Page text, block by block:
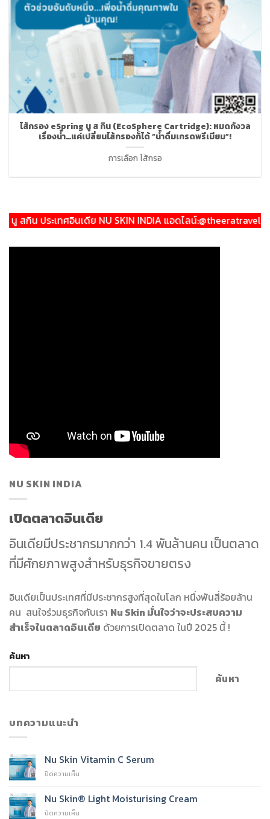
ไส้กรอง eSpring นู ส กิน (EcoSphere Cartridge): หมดกังวล
เรื่องน้ำ…แค่เปลี่ยนไส้กรองก็ได้ “น้ำดื่มเกรดพรีเมียม”!
การเลือก ไส้กรอ
ประเทศอินเดีย NU SKIN INDIA แอดไลน์:@theeratraveller
NU SKIN INDIA
เปิดตลาดอินเดีย
อินเดียมีประชากรมากกว่า 1.4 พันล้านคน เป็นตลาด
ที่มีศักยภาพสูงสำหรับธุรกิจขายตรง
อินเดียเป็นประเทศที่มีประชากรสูงที่สุดในโลก หนึ่งพันสี่ร้อยล้าน
คน สนใจร่วมธุรกิจกับเรา Nu Skin มั่นใจว่าจะประสบความ
สำเร็จในตลาดอินเดีย ด้วยการเปิดตลาด ในปี 2025 นี้ !
ค้นหา
ค้นหา
บทความแนะนำ
Nu Skin Vitamin C Serum
ปิดความเห็น
Skin
Vitamin
Nu Skin® Light Moisturising Cream
ปิดความเห็น